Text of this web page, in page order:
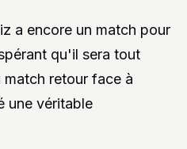
a encore un match pour
qu'il sera tout
match retour face à
une véritable